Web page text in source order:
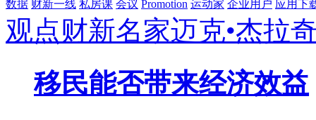
数据 财新一线 私房课 会议 Promotion 运动家 企业用户 应用下
观点财新名家迈克•杰拉
移民能否带来经济效益